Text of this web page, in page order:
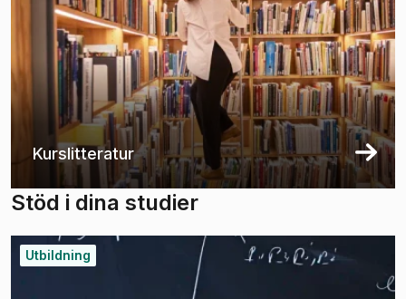
Kurslitteratur
Stöd i dina studier
Utbildning